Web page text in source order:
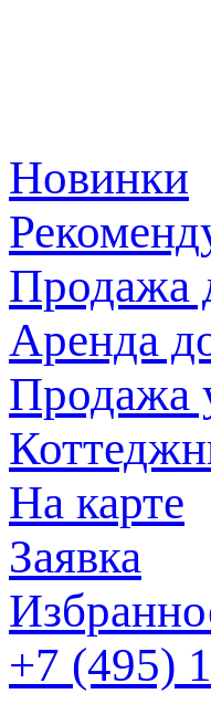
Новинки
Продажа
Аренда
Продажа
На карте
Заявка
+7 (495)